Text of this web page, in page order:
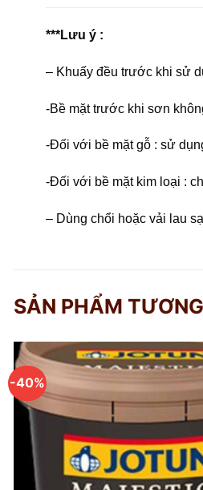
***Lưu ý :
– Khuấy đều trước khi sử
-Bề mặt trước khi sơn
-Đối với bề mặt gỗ : sử
-Đối với bề mặt kim loại :
– Dùng chổi hoặc vải lau
SẢN PHẨM
-40%